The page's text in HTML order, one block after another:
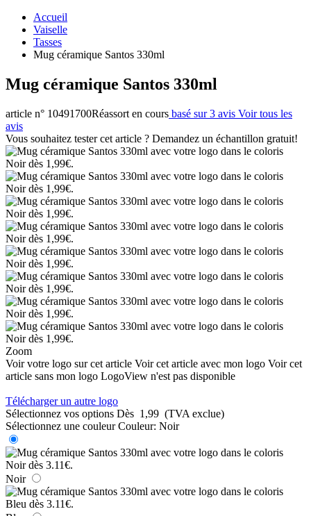
Accueil
Vaiselle
Tasses
Mug céramique Santos 330ml
Mug céramique Santos 330ml
article n° 10491700Réassort en cours basé sur 3 avis Voir tous les
avis
Vous souhaitez tester cet article ? Demandez un échantillon gratuit!
Zoom
Voir votre logo sur cet article Voir cet article avec mon logo Voir cet
article sans mon logo LogoView n'est pas disponible
Télécharger un autre logo
Sélectionnez vos options Dès 1,99 (TVA exclue)
Sélectionnez une couleur Couleur: Noir
Noir